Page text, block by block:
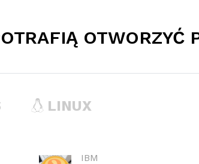
OTWORZYĆ
LINUX
IBM